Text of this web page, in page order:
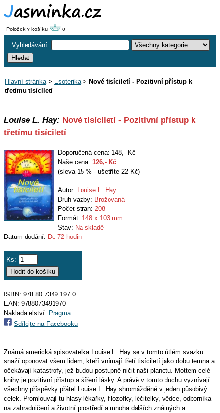
Položek v košíku 0
Vyhledávání:
Hlavní stránka> Esoterika> Nové tisíciletí - Pozitivní přístup k
třetímu tisíciletí
Louise L. Hay: Nové tisíciletí - Pozitivní přístup k
třetímu tisíciletí
Doporučená cena: 148,- Kč
Naše cena: 126,- Kč
(sleva 15 % - ušetříte 22 Kč)
Autor: Louise L. Hay
Druh vazby: Brožovaná
Počet stran: 208
Formát: 148 x 103 mm
Stav: Na skladě
Datum dodání: Do 72 hodin
Ks:
ISBN: 978-80-7349-197-0
EAN: 9788073491970
Nakladatelství: Pragma
Sdílejte na Facebooku
Známá americká spisovatelka Louise L. Hay se v tomto útlém svazku
snaží oponovat všem lidem, kteří vnímají třetí tisíciletí jako dobu temna a
očekávají katastrofy, jež budou postupně ničit naši planetu. Mottem celé
knihy je pozitivní přístup a šíření lásky. A právě v tomto duchu vyznívají
všechny příspěvky přátel Louise L. Hay shromážděné v jeden působivý
celek. Promlouvají tu hlasy lékařky, filozofky, léčitelky, vědce, odborníka
na zahradničení a životní prostředí a mnoha dalších známých a